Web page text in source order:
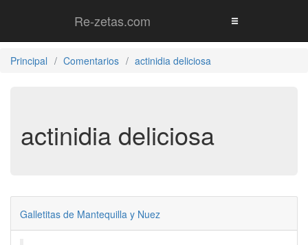
Re-zetas.com
Principal Comentarios actinidia deliciosa
actinidia deliciosa
Galletitas de Mantequilla y Nuez